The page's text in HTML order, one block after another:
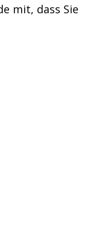
mit, dass Sie